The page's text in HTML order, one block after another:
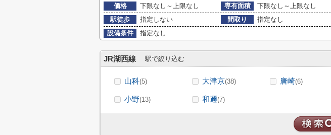
価格
下限なし～上限なし 専有面積 下限なし～上限なし
駅徒歩
指定しない 間取り
指定なし
設備条件
指定なし
JR湖西線 駅で絞り込む
山科(5) 大津京(38) 唐崎(6)
小野(13) 和邇(7)